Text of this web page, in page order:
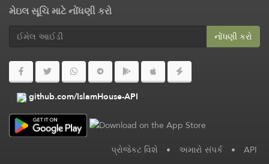
મેઇલ સૂચિ માટે નોંધણી કરો
નોંધણી કરો
github.com/IslamHouse-API
પ્રોજેકટ વિશે • અમારો સંપર્ક • API